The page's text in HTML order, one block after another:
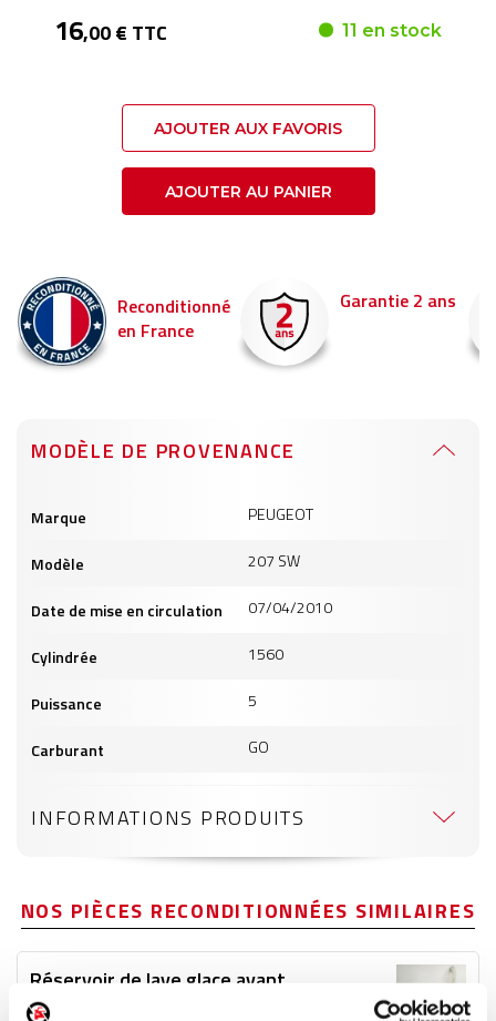
16,00 € TTC 11 en stock
AJOUTER AUX FAVORIS
AJOUTER AU PANIER
Garantie 2 ans Livraison en 24h
pour être livré demain !
MODÈLE DE PROVENANCE
produits
Marque PEUGEOT
Modèle 207 SW
Date de mise en circulation 07/04/2010
Cylindrée 1560
Puissance 5
Carburant GO
INFORMATIONS PRODUITS
NOS PIÈCES RECONDITIONNÉES SIMILAIRES
Réservoir de lave glace avant